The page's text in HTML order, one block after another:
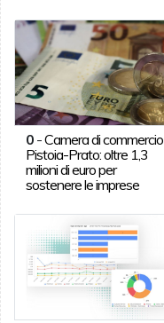
0-Camera di commercio
Pistoia-Prato: oltre 1,3
milioni di euro per
sostenere le imprese